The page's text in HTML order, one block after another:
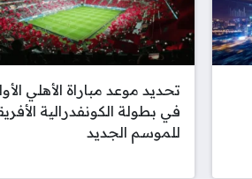
تحديد موعد مباراة الأهلي
في بطولة الكونفدرالية
للموسم الجديد